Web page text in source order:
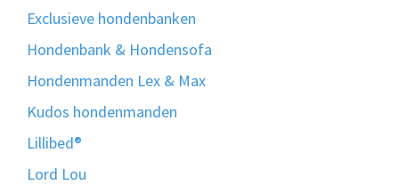
Exclusieve hondenbanken
Hondenbank & Hondensofa
Hondenmanden Lex & Max
Kudos hondenmanden
Lillibed®
Lord Lou